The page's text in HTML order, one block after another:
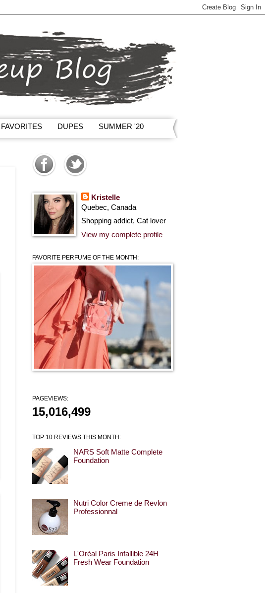
FAVORITES DUPES
SUMMER '20
Kristelle
Quebec, Canada
Shopping addict, Cat lover
View my complete profile
FAVORITE PERFUME OF THE MONTH:
PAGEVIEWS:
15,016,499
TOP 10 REVIEWS THIS MONTH:
NARS Soft Matte Complete
Foundation
Nutri Color Creme de Revlon
Professionnal
L'Oréal Paris Infallible 24H
Fresh Wear Foundation